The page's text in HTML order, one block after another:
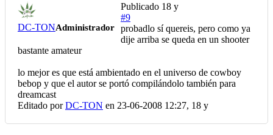
DC-TONAdministrador
Publicado 18 y
#9
probadlo sí quereis, pero como ya
dije arriba se queda en un shooter
bastante amateur
lo mejor es que está ambientado en el universo de cowboy
bebop y que el autor se portó compilándolo también para
dreamcast
Editado porDC-TON en 23-06-2008 12:27, 18 y